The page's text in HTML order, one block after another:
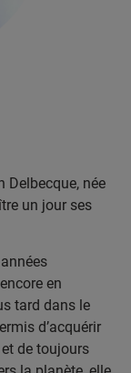
Delbecque, née
un jour ses
en
tard dans le
d’acquérir
de toujours